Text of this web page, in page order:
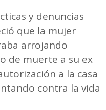
y denuncias
que la mujer
arrojando
de muerte a su ex
a la casa
contra la vida